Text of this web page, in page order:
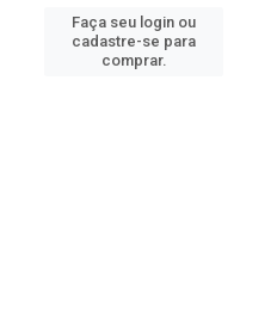
Faça seu login ou
cadastre-se para
comprar.